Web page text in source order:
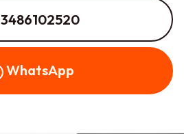
3486102520
WhatsApp